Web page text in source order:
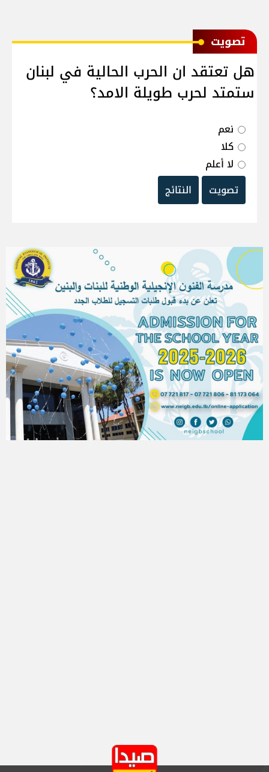
ﺗﺼﻮﻳﺖ
هل تعتقد ان الحرب الحالية في لبنان
ستمتد لحرب طويلة الامد؟
نعم
كلا
لا أعلم
تصويت
النتائج